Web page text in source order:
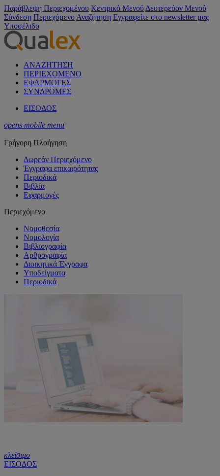
Παράβλεψη Περιεχομένου Κεντρικό Μενού Δευτερεύον Μενού
Σύνδεση Περιεχόμενο Αναζήτηση Εγγραφείτε στο newsletter μας
Υποσέλιδο
ΑΝΑΖΗΤΗΣΗ
ΠΕΡΙΕΧΟΜΕΝΟ
ΕΦΑΡΜΟΓΕΣ
ΣΥΝΔΡΟΜΕΣ
ΕΙΣΟΔΟΣ
opens mobile menu
Γρήγορη Πλοήγηση
Δωρεάν Περιεχόμενο
Έγγραφα επικαιρότητας
Περιοδικά
Βιβλία
Εφαρμογές
Περιεχόμενο
Νομοθεσία
Νομολογία
Βιβλιογραφία
Αρθρογραφία
Διοικητικά Έγγραφα
Υποδείγματα
Περιοδικά
κλείσιμο
ΕΙΣΟΔΟΣ